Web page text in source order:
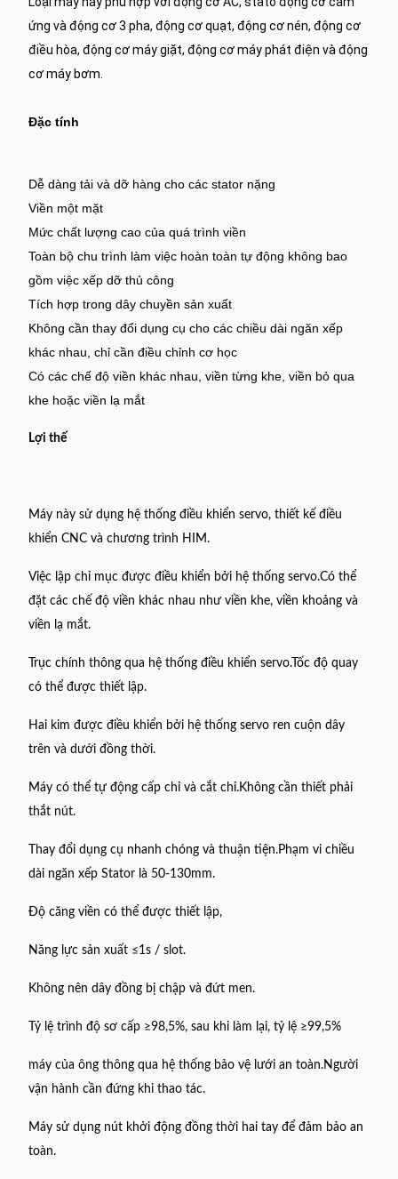
ứng và động cơ 3 pha, động cơ quạt, động cơ nén, động cơ
điều hòa, động cơ máy giặt, động cơ máy phát điện và động
cơ máy bơm.
Đặc tính
Dễ dàng tải và dỡ hàng cho các stator nặng
Viền một mặt
Mức chất lượng cao của quá trình viền
Toàn bộ chu trình làm việc hoàn toàn tự động không bao
gồm việc xếp dỡ thủ công
Tích hợp trong dây chuyền sản xuất
Không cần thay đổi dụng cụ cho các chiều dài ngăn xếp
khác nhau, chỉ cần điều chỉnh cơ học
Có các chế độ viền khác nhau, viền từng khe, viền bỏ qua
khe hoặc viền lạ mắt
Lợi thế
Máy này sử dụng hệ thống điều khiển servo, thiết kế điều
khiển CNC và chương trình HIM.
Việc lập chỉ mục được điều khiển bởi hệ thống servo.Có thể
đặt các chế độ viền khác nhau như viền khe, viền khoảng và
viền lạ mắt.
Trục chính thông qua hệ thống điều khiển servo.Tốc độ quay
có thể được thiết lập.
Hai kim được điều khiển bởi hệ thống servo ren cuộn dây
trên và dưới đồng thời.
Máy có thể tự động cấp chỉ và cắt chỉ.Không cần thiết phải
thắt nút.
Thay đổi dụng cụ nhanh chóng và thuận tiện.Phạm vi chiều
dài ngăn xếp Stator là 50-130mm.
Độ căng viền có thể được thiết lập,
Năng lực sản xuất ≤1s / slot.
Không nên dây đồng bị chập và đứt men.
Tỷ lệ trình độ sơ cấp ≥98,5%, sau khi làm lại, tỷ lệ ≥99,5%
máy của ông thông qua hệ thống bảo vệ lưới an toàn.Người
vận hành cần đứng khi thao tác.
Máy sử dụng nút khởi động đồng thời hai tay để đảm bảo an
toàn.